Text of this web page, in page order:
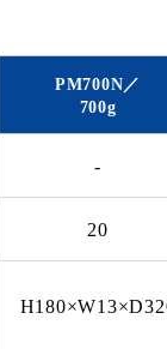
PM700N／
700g
-
20